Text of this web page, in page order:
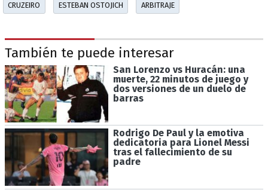
CRUZEIRO ESTEBAN OSTOJICH ARBITRAJE
También te puede interesar
San Lorenzo vs Huracán: una
muerte, 22 minutos de juego y
dos versiones de un duelo de
barras
Rodrigo De Paul y la emotiva
dedicatoria para Lionel Messi
tras el fallecimiento de su
padre